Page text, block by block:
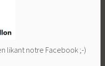
likant notre Facebook ;-)